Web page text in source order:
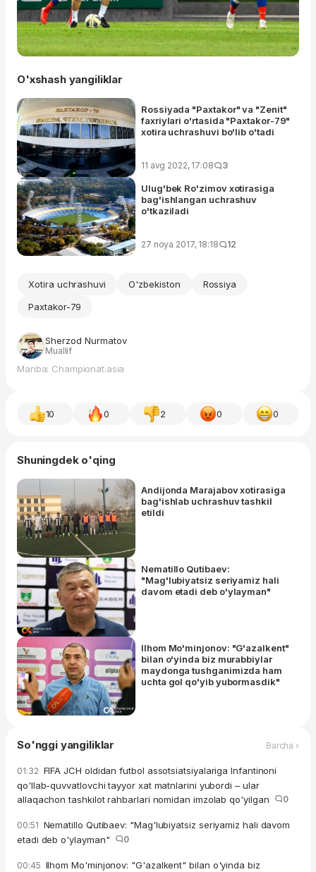
O'xshash yangiliklar
Rossiyada "Paxtakor" va "Zenit"
faxriylari o'rtasida "Paxtakor-79"
xotira uchrashuvi bo'lib o'tadi
11 avg 2022, 17:08 3
Ulug'bek Ro'zimov xotirasiga
bag'ishlangan uchrashuv
o'tkaziladi
27 noya 2017, 18:18 12
Xotira uchrashuvi O'zbekiston
Rossiya
Paxtakor-79
Sherzod Nurmatov
Muallif
Manba: Championat.asia
10 0 2 0 0
Shuningdek o'qing
Andijonda Marajabov xotirasiga
bag'ishlab uchrashuv tashkil
etildi
Nematillo Qutibaev:
"Mag'lubiyatsiz seriyamiz hali
davom etadi deb o'ylayman"
Ilhom Mo'minjonov: "G'azalkent"
bilan o'yinda biz murabbiylar
maydonga tushganimizda ham
uchta gol qo'yib yubormasdik"
So'nggi yangiliklar Barcha ›
01:32 FIFA JCH oldidan futbol assotsiatsiyalariga Infantinoni
qo'llab-quvvatlovchi tayyor xat matnlarini yubordi – ular
allaqachon tashkilot rahbarlari nomidan imzolab qo'yilgan
0
00:51 Nematillo Qutibaev: "Mag'lubiyatsiz seriyamiz hali davom
etadi deb o'ylayman"
0
00:45 Ilhom Mo'minjonov: "G'azalkent" bilan o'yinda biz